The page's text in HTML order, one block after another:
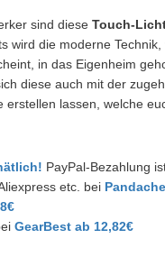
sind diese Touch-
wird die moderne
in das Eigenheim
diese auch mit der
lassen, welche
PayPal-Bezahlung
etc. bei
GearBest ab 12,82€